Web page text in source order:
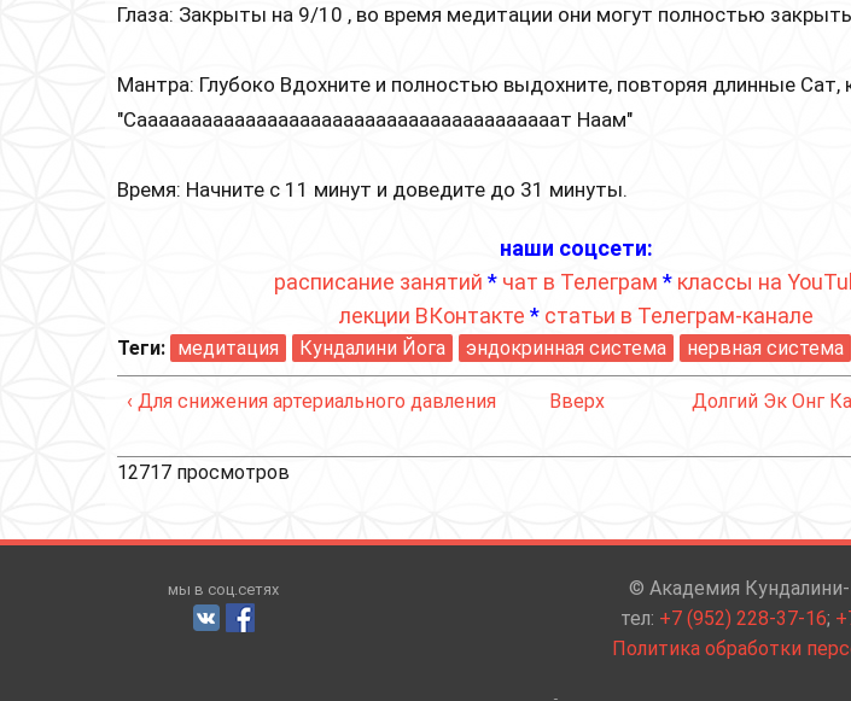
Глаза: Закрыты на 9/10 , во время медитации они могут полностью
Мантра: Глубоко Вдохните и полностью выдохните, повторяя длинные Сат,
"Сaaaaaaaaaaaaaaaaaaaaaaaaaaaaaaaaaaaaaaaт Наам"
Время: Начните с 11 минут и доведите до 31 минуты.
наши соцсети:
расписание занятий * чат в Телеграм * классы на
лекции ВКонтакте * статьи в Телеграм-канале
Теги: медитация Кундалини Йога эндокринная система нервная система
‹ Для снижения артериального давления Вверх
Долгий Эк Онг
12717 просмотров
мы в соц.сетях
© Академия
тел: +7 (952) 228-37-16;
Политика обработки